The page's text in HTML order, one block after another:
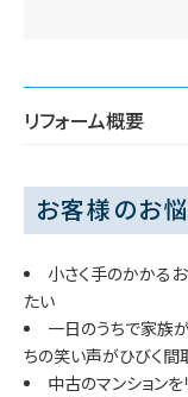
リフォーム概要
お客様のお
小さく手のかかる
たい
一日のうちで家族
ちの笑い声がひびく間
中古のマンション